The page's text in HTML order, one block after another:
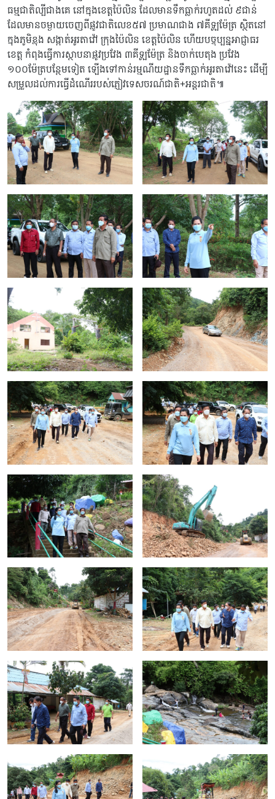
ធម្មជាតិល្បីជាងគេ នៅក្នុងខេត្តប៉ៃលិន ដែលមានទឹកធ្លាក់រហូតដល់ ៩ជាន់
ដែលមានចម្ងាយចេញពីផ្លូវជាតិលេខ៥៧ ប្រមាណជាង ៧គីឡូម៉ែត្រ ស្ថិតនៅ
ក្នុងភូមិខ្លុង សង្កាត់អូរតាវ៉ៅ ក្រុងប៉ៃលិន ខេត្តប៉ៃលិន ហើយបច្ចុប្បន្នអាជ្ញាធរ
ខេត្ត កំពុងធ្វើការស្ថាបនាផ្លូវប្រវែង ៣គីឡូម៉ែត្រ និងចាក់បេតុង ប្រវែង
១០០ម៉ែត្របន្ថែមទៀត ឡើងទៅកាន់រម្មណីយដ្ឋានទឹកធ្លាក់អូរតាវ៉ៅនេះ ដើម្បី
សម្រួលដល់ការធ្វើដំណើររបស់ភ្ញៀវទេសចរណ៍ជាតិ+អន្តរជាតិ៕